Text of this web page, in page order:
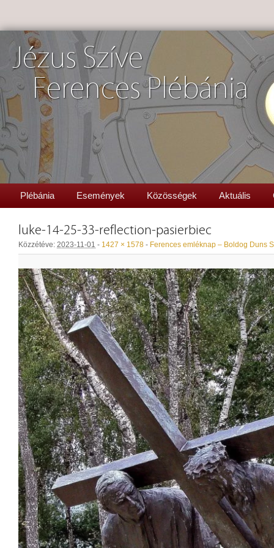
Jézus Szíve
Ferences Plébánia
Plébánia Események Közösségek Aktuális
luke-14-25-33-reflection-pasierbiec
Közzétéve: 2023-11-01 - 1427 × 1578 - Ferences emléknap – Boldog Duns